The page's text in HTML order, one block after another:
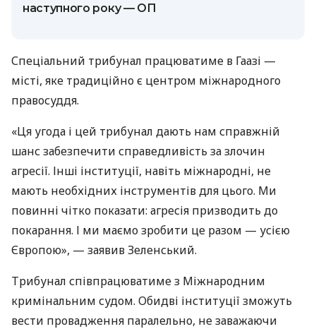
наступного року — ОП
Спеціальний трибунал працюватиме в Гаазі —
місті, яке традиційно є центром міжнародного
правосуддя.
«Ця угода і цей трибунал дають нам справжній
шанс забезпечити справедливість за злочин
агресії. Інші інституції, навіть міжнародні, не
мають необхідних інструментів для цього. Ми
повинні чітко показати: агресія призводить до
покарання. І ми маємо зробити це разом — усією
Європою», — заявив Зеленський.
Трибунал співпрацюватиме з Міжнародним
кримінальним судом. Обидві інституції зможуть
вести провадження паралельно, не заважаючи